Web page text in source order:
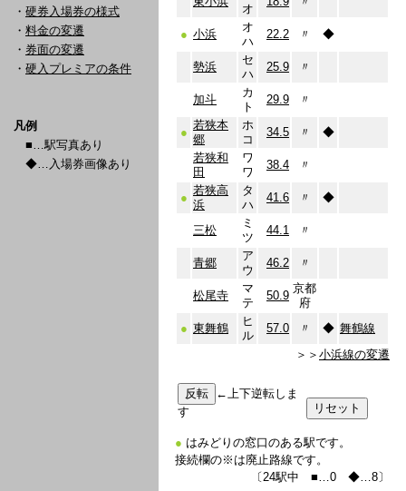
・ 硬券入場券の様式
・ 料金の変遷
・ 券面の変遷
・ 硬入プレミアの条件
凡例
■…駅写真あり
◆…入場券画像あり
オ
● 小浜
オ
ハ
22.2 〃 ◆
勢浜
セ
ハ
25.9 〃
加斗
カ
ト
29.9 〃
●
若狭本
郷
ホ
コ
34.5 〃
◆
若狭和
田
ワ
ワ
38.4 〃
●
若狭高
浜
タ
ハ
41.6 〃 ◆
三松
ミ
ツ
44.1 〃
青郷
ア
ウ
46.2 〃
松尾寺
マ
テ
50.9
京都
府
● 東舞鶴
ヒ
ル
57.0 〃 ◆ 舞鶴線
＞＞ 小浜線の変遷
←上下逆転しま
す
● はみどりの窓口のある駅です。
接続欄の※は廃止路線です。
〔24駅中 ■…0 ◆…8〕